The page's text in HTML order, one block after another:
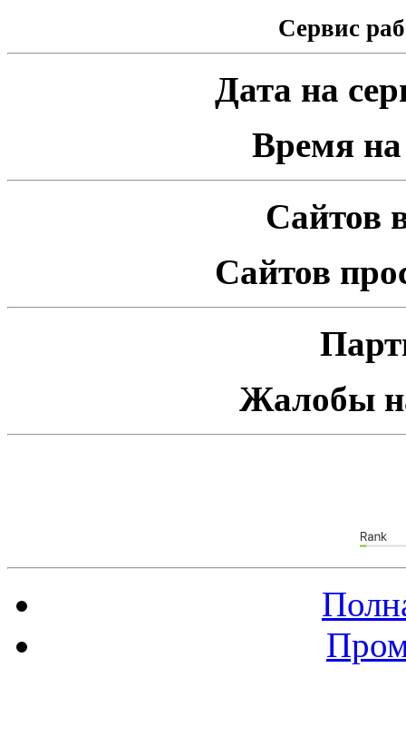
Сервис
Дата на
Время на
Сайтов
Сайтов
Жалобы